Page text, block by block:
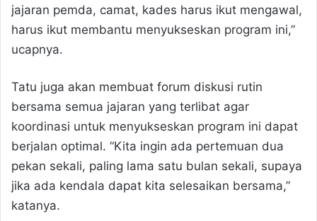
jajaran pemda, camat, kades harus ikut mengawal,
harus ikut membantu menyukseskan program ini,”
ucapnya.
Tatu juga akan membuat forum diskusi rutin
bersama semua jajaran yang terlibat agar
koordinasi untuk menyukseskan program ini dapat
berjalan optimal. “Kita ingin ada pertemuan dua
pekan sekali, paling lama satu bulan sekali, supaya
jika ada kendala dapat kita selesaikan bersama,”
katanya.